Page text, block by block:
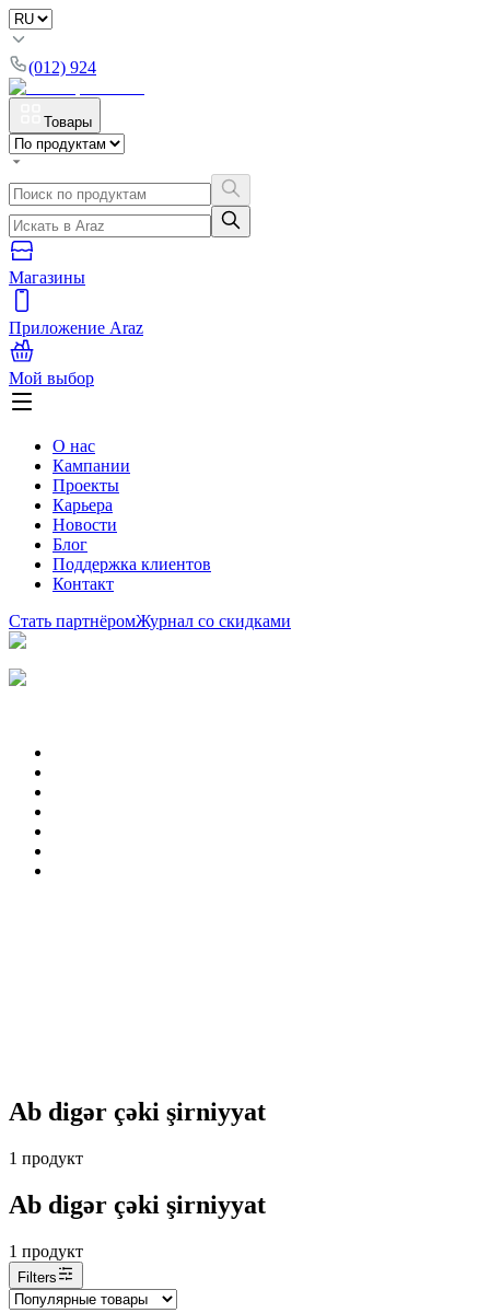
(012) 924
Товары
Магазины
Приложение Araz
Мой выбор
О нас
Кампании
Проекты
Карьера
Новости
Блог
Поддержка клиентов
Контакт
Стать партнёромЖурнал со скидками
Ab digər çəki şirniyyat
1 продукт
Ab digər çəki şirniyyat
1 продукт
Filters